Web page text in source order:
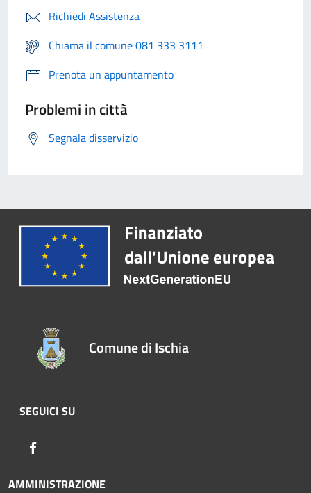
Richiedi Assistenza
Chiama il comune 081 333 3111
Prenota un appuntamento
Problemi in città
Segnala disservizio
Comune di Ischia
SEGUICI SU
AMMINISTRAZIONE